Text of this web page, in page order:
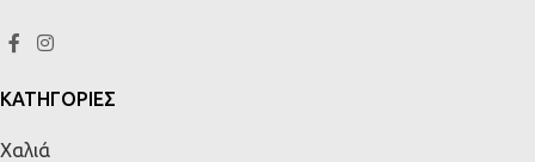
ΚΑΤΗΓΟΡΙΕΣ
Χαλιά